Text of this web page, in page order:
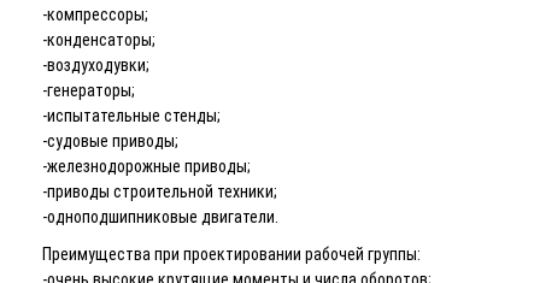
-компрессоры;
-конденсаторы;
-воздуходувки;
-генераторы;
-испытательные стенды;
-судовые приводы;
-железнодорожные приводы;
-приводы строительной техники;
-одноподшипниковые двигатели.
Преимущества при проектировании рабочей группы:
-очень высокие крутящие моменты и числа оборотов;